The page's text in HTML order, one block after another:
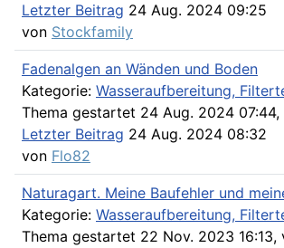
Letzter Beitrag 24 Aug. 2024 09:25
von Stockfamily
Fadenalgen an Wänden und Boden
Kategorie: Wasseraufbereitung,
Thema gestartet 24 Aug. 2024 07:44,
Letzter Beitrag 24 Aug. 2024 08:32
von Flo82
Naturagart. Meine Baufehler und
Kategorie: Wasseraufbereitung,
Thema gestartet 22 Nov. 2023 16:13,